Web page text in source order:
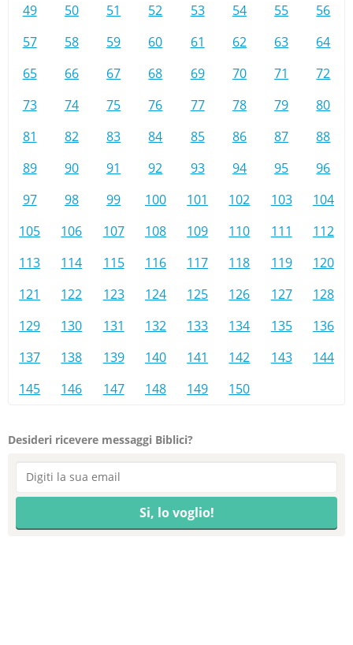
49
50 51 52 53 54 55
56
57
58 59 60 61 62 63
64
65
66 67 68 69 70 71
72
73
74 75 76 77 78 79
80
81
82 83 84 85 86 87
88
89
90 91 92 93 94 95
96
97
98 99 100 101 102 103
104
105
106 107 108 109 110 111
112
113
114 115 116 117 118 119
120
121
122 123 124 125 126 127
128
129
130 131 132 133 134 135
136
137
138 139 140 141 142 143
144
145
146 147 148 149 150
Desideri ricevere messaggi Biblici?